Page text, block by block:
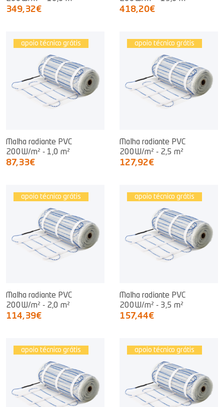
349,32€ 418,20€
apoio técnico grátis
Malha radiante PVC
200W/m² - 1,0 m²
87,33€
apoio técnico grátis
Malha radiante PVC
200W/m² - 2,5 m²
127,92€
apoio técnico grátis
Malha radiante PVC
200W/m² - 2,0 m²
114,39€
apoio técnico grátis
Malha radiante PVC
200W/m² - 3,5 m²
157,44€
apoio técnico grátis apoio técnico grátis